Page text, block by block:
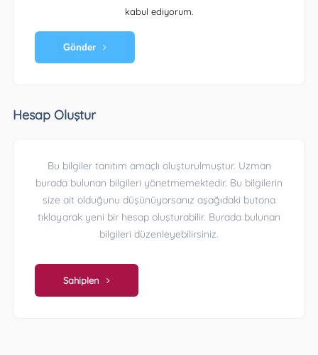
kabul ediyorum.
Gönder
Hesap Oluştur
Bu bilgiler tanıtım amaçlı oluşturulmuştur. Uzman
burada bulunan bilgileri yönetmemektedir. Bu bilgilerin
size ait olduğunu düşünüyorsanız aşağıdaki butona
tıklayarak yeni bir hesap oluşturabilir. Burada bulunan
bilgileri düzenleyebilirsiniz.
Sahiplen